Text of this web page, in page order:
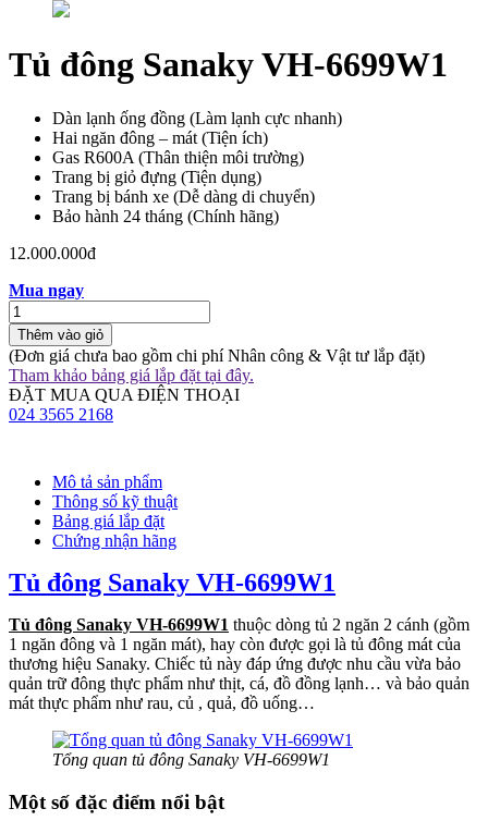
Tủ đông Sanaky VH-6699W1
Dàn lạnh ống đồng (Làm lạnh cực nhanh)
Hai ngăn đông – mát (Tiện ích)
Gas R600A (Thân thiện môi trường)
Trang bị giỏ đựng (Tiện dụng)
Trang bị bánh xe (Dễ dàng di chuyển)
Bảo hành 24 tháng (Chính hãng)
12.000.000đ
Mua ngay
Thêm vào giỏ
(Đơn giá chưa bao gồm chi phí Nhân công & Vật tư lắp đặt)
Tham khảo bảng giá lắp đặt tại đây.
ĐẶT MUA QUA ĐIỆN THOẠI
024 3565 2168
Mô tả sản phẩm
Thông số kỹ thuật
Bảng giá lắp đặt
Chứng nhận hãng
Tủ đông Sanaky VH-6699W1
Tủ đông Sanaky VH-6699W1 thuộc dòng tủ 2 ngăn 2 cánh (gồm
1 ngăn đông và 1 ngăn mát), hay còn được gọi là tủ đông mát của
thương hiệu Sanaky. Chiếc tủ này đáp ứng được nhu cầu vừa bảo
quản trữ đông thực phẩm như thịt, cá, đồ đồng lạnh… và bảo quản
mát thực phẩm như rau, củ , quả, đồ uống…
Tổng quan tủ đông Sanaky VH-6699W1
Một số đặc điểm nổi bật